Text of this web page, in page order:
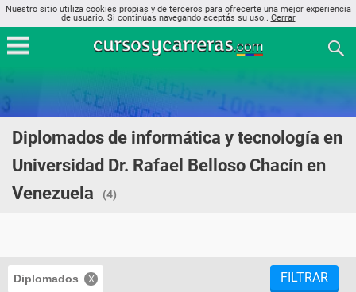
Nuestro sitio utiliza cookies propias y de terceros para ofrecerte una mejor experiencia
de usuario. Si continúas navegando aceptás su uso.. Cerrar
Diplomados de informática y tecnología en
Universidad Dr. Rafael Belloso Chacín en
Venezuela
(4)
Diplomados FILTRAR